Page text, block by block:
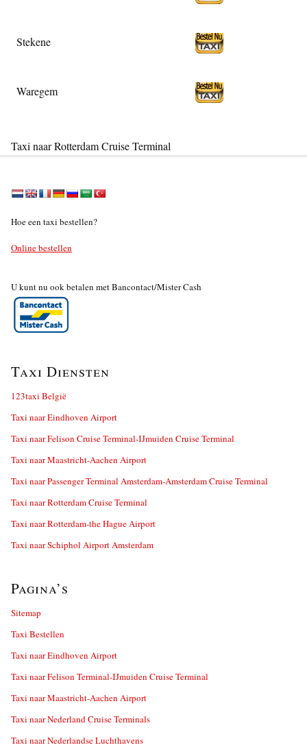
Stekene
Waregem
Taxi naar Rotterdam Cruise Terminal
Hoe een taxi bestellen?
Online bestellen
U kunt nu ook betalen met Bancontact/Mister Cash
Taxi Diensten
123taxi België
Taxi naar Eindhoven Airport
Taxi naar Felison Cruise Terminal-IJmuiden Cruise Terminal
Taxi naar Maastricht-Aachen Airport
Taxi naar Passenger Terminal Amsterdam-Amsterdam Cruise Terminal
Taxi naar Rotterdam Cruise Terminal
Taxi naar Rotterdam-the Hague Airport
Taxi naar Schiphol Airport Amsterdam
Pagina’s
Sitemap
Taxi Bestellen
Taxi naar Eindhoven Airport
Taxi naar Felison Terminal-IJmuiden Cruise Terminal
Taxi naar Maastricht-Aachen Airport
Taxi naar Nederland Cruise Terminals
Taxi naar Nederlandse Luchthavens